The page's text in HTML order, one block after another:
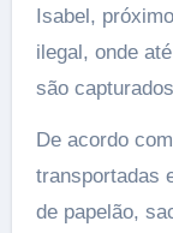
Isabel,
ilegal, onde
são
De acordo
transportadas
de papelão,